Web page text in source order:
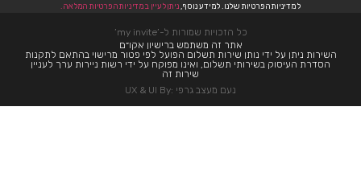
למדיניות הפרטיות שלנו. למידע נוסף,ניתן לעיין במדיניות הפרטיות המלאה.
כל הזכויות שמורות ל-’my invite’
אתר זה משתמש ברישיון אקו״ם
השירות ניתן על ידי נותן שירות תשלום הפועל לפי פטור מרישוי בהתאם לתקנות
הסדרת העיסוק בשירותי תשלום, ואינו מפוקח על ידי רשות ניירות ערך לעניין
שירות זה
נעם מעצב גרפי :UX & UI By